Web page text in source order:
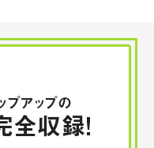
プアップの
収録！